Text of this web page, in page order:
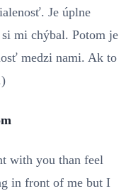
Je úplne
mi chýbal. Potom je
medzi nami. Ak to
with you than feel
in front of me but I